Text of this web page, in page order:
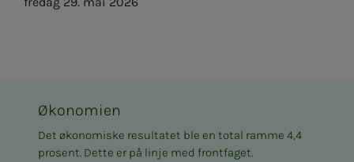
Økonomien
Det økonomiske resultatet ble en total ramme 4,4
prosent. Dette er på linje med frontfaget.